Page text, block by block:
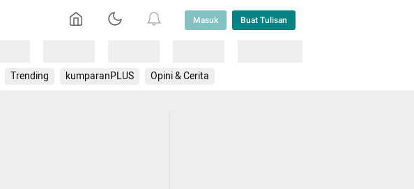
Masuk Buat Tulisan
Trending kumparanPLUS Opini & Cerita